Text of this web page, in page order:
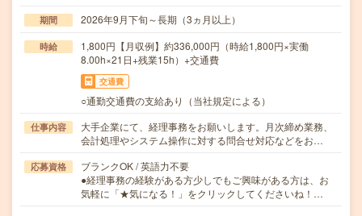
期間 2026年9月下旬～長期（3ヵ月以上）
時給
1,800円【月収例】約336,000円（時給1,800円×実働
8.00h×21日+残業15h）+交通費
交通費
○通勤交通費の支給あり（当社規定による）
仕事内容
大手企業にて、経理事務をお願いします。月次締め業務、
会計処理やシステム操作に対する問合せ対応などをお…
応募資格
ブランクOK / 英語力不要
●経理事務の経験がある方少しでもご興味がある方は、お
気軽に「★気になる！」をクリックしてくださいね！…